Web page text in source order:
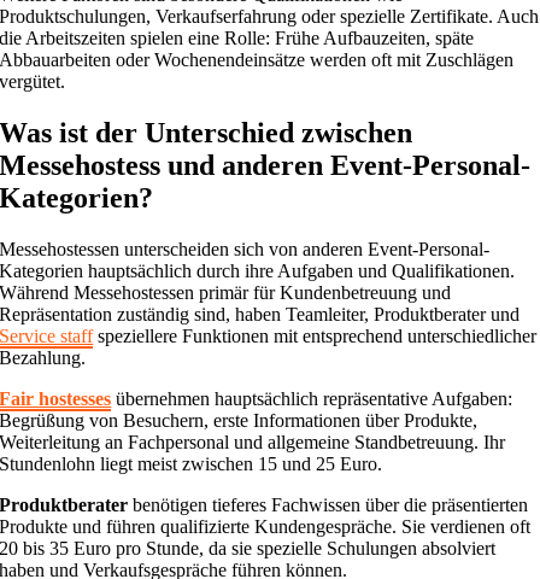
Produktschulungen, Verkaufserfahrung oder spezielle Zertifikate. Auch
die Arbeitszeiten spielen eine Rolle: Frühe Aufbauzeiten, späte
Abbauarbeiten oder Wochenendeinsätze werden oft mit Zuschlägen
vergütet.
Was ist der Unterschied zwischen
Messehostess und anderen Event-Personal-
Kategorien?
Messehostessen unterscheiden sich von anderen Event-Personal-
Kategorien hauptsächlich durch ihre Aufgaben und Qualifikationen.
Während Messehostessen primär für Kundenbetreuung und
Repräsentation zuständig sind, haben Teamleiter, Produktberater und
Service staffspeziellere Funktionen mit entsprechend unterschiedlicher
Bezahlung.
Fair hostesses übernehmen hauptsächlich repräsentative Aufgaben:
Begrüßung von Besuchern, erste Informationen über Produkte,
Weiterleitung an Fachpersonal und allgemeine Standbetreuung. Ihr
Stundenlohn liegt meist zwischen 15 und 25 Euro.
Produktberater benötigen tieferes Fachwissen über die präsentierten
Produkte und führen qualifizierte Kundengespräche. Sie verdienen oft
20 bis 35 Euro pro Stunde, da sie spezielle Schulungen absolviert
haben und Verkaufsgespräche führen können.